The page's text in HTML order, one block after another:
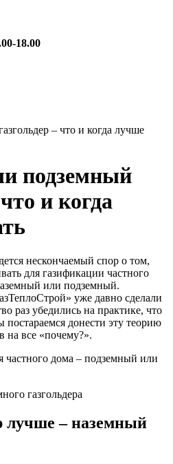
18.00
– что и когда лучше
подземный
и когда
нескончаемый спор о том,
для газификации частного
или подземный.
уже давно сделали
раз убедились на практике, что
постараемся донести эту теорию
на все «почему?».
частного дома – подземный или
лучше – наземный